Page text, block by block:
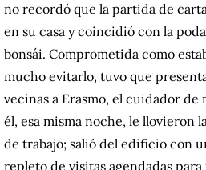
no recordó que la partida de
en su casa y coincidió con la
bonsái. Comprometida como
mucho evitarlo, tuvo que
vecinas a Erasmo, el cuidador de
él, esa misma noche, le llovieron
de trabajo; salió del edificio con
repleto de visitas agendadas